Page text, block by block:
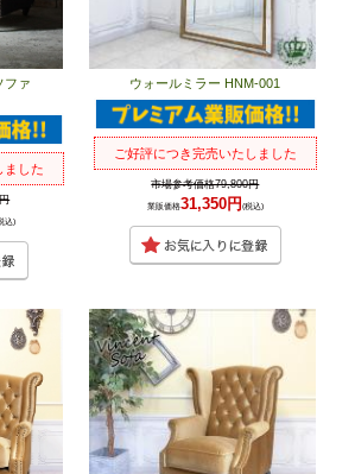
ファ
ました
込)
ウォールミラー HNM-001
ご好評につき完売いたしました
市場参考価格79,800円
業販価格31,350円(税込)